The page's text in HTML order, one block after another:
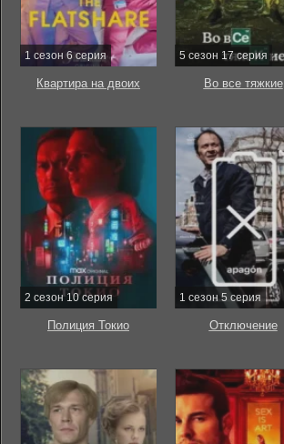
1 сезон 6 серия
Квартира на двоих
5 сезон 17 серия
Во все тяжкие
2 сезон 10 серия
Полиция Токио
1 сезон 5 серия
Отключение